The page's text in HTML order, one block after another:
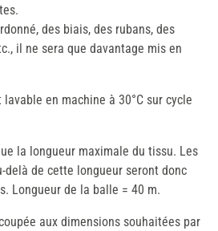
des biais, des rubans, des
il ne sera que davantage mis en
en machine à 30°C sur cycle
la longueur maximale du tissu. Les
delà de cette longueur seront donc
Longueur de la balle = 40 m.
aux dimensions souhaitées par